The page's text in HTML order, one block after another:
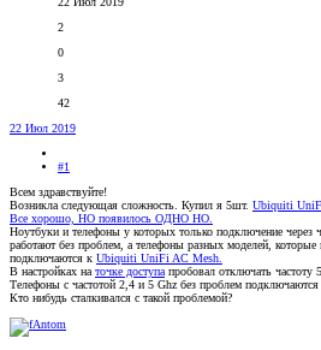
2
0
3
42
22 Июл 2019
#1
Всем здравствуйте!
Возникла следующая сложность. Купил я 5шт. Ubiquiti UniFi
Все хорошо, НО появилось ОДНО НО.
Ноутбуки и телефоны у которых только подключение через
работают без проблем, а телефоны разных моделей, которые
подключаются к Ubiquiti UniFi AC Mesh.
В настройках на точке доступа пробовал отключать частоту
Телефоны с частотой 2,4 и 5 Ghz без проблем подключаются
Кто нибудь сталкивался с такой проблемой?